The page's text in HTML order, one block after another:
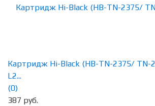
Картридж Hi-Black (HB-TN-2375/ TN-
L2...
(0)
387 руб.